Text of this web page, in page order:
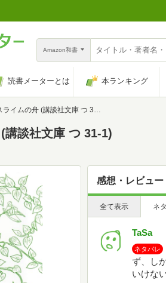
Amazon和書
読書メーターとは 本ランキング
イムの舟 (講談社文庫 つ 31-1)
講談社文庫 つ 31-1)
感想・レビュー
全て表示 ネ
TaSa
ネタバレ
ず、し
いけな